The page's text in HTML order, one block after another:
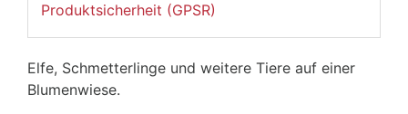
Produktsicherheit (GPSR)
Elfe, Schmetterlinge und weitere Tiere auf einer
Blumenwiese.